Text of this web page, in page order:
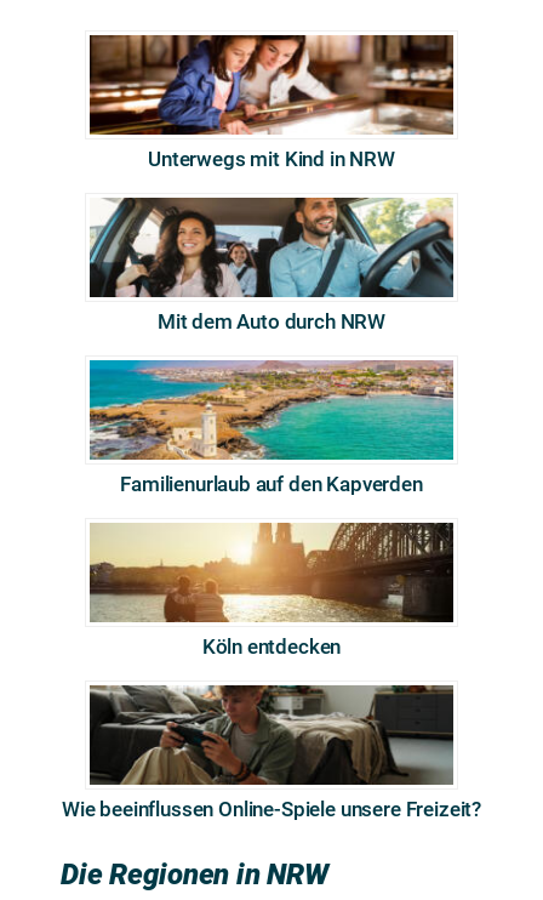
Unterwegs mit Kind in NRW
Mit dem Auto durch NRW
Familienurlaub auf den Kapverden
Köln entdecken
Wie beeinflussen Online-Spiele unsere Freizeit?
Die Regionen in NRW